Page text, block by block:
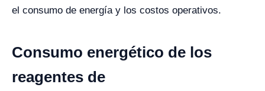
el consumo de energía y los costos operativos.
Consumo energético de los
reagentes de